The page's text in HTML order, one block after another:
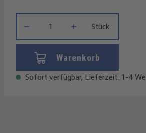
Stück
Warenkorb
Sofort verfügbar, Lieferzeit: 1-4